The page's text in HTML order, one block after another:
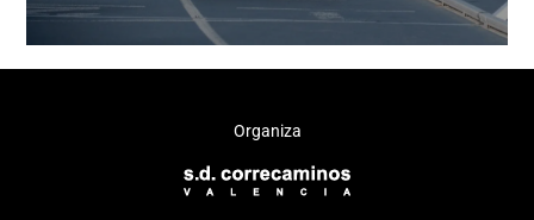
Organiza